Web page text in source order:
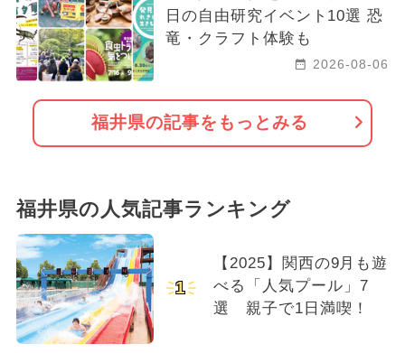
日の自由研究イベント10選 恐
竜・クラフト体験も
2026-08-06
福井県の記事をもっとみる
福井県の人気記事ランキング
1
【2025】関西の9月も遊
べる「人気プール」7
選 親子で1日満喫！